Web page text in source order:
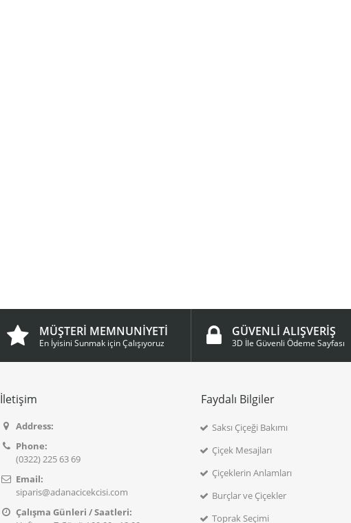
MÜŞTERİ MEMNUNİYETİ
En İyisini Sunmak için Çalışıyoruz
GÜVENLİ ALIŞVERİŞ
3D İle Güvenli Ödeme Sayfası
İletişim
Address:
Phone:
(0322) 225 63 69
Email:
siparis@adanacicekcisi.com
Çalışma Günleri / Saatleri:
Faydalı Bilgiler
Saksı Çiçeği Bakımı
Çiçek Mesajları
Çiçeklerin Anlamları
Burçlar ve Çiçekler
Toprak Seçimi